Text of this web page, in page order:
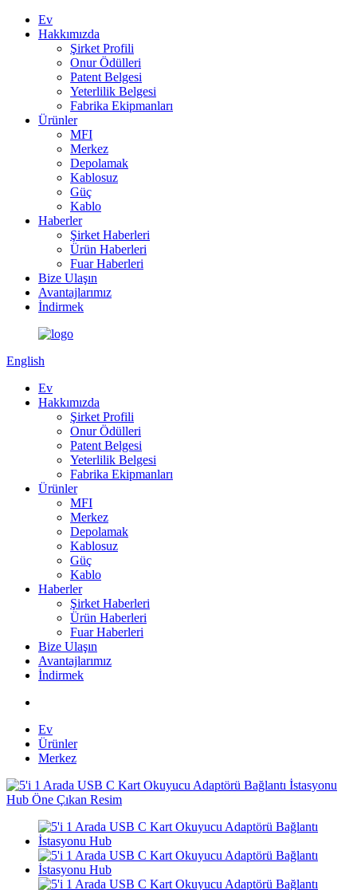
Ev
Hakkımızda
Şirket Profili
Onur Ödülleri
Patent Belgesi
Yeterlilik Belgesi
Fabrika Ekipmanları
Ürünler
MFI
Merkez
Depolamak
Kablosuz
Güç
Kablo
Haberler
Şirket Haberleri
Ürün Haberleri
Fuar Haberleri
Bize Ulaşın
Avantajlarımız
İndirmek
English
Ev
Hakkımızda
Şirket Profili
Onur Ödülleri
Patent Belgesi
Yeterlilik Belgesi
Fabrika Ekipmanları
Ürünler
MFI
Merkez
Depolamak
Kablosuz
Güç
Kablo
Haberler
Şirket Haberleri
Ürün Haberleri
Fuar Haberleri
Bize Ulaşın
Avantajlarımız
İndirmek
Ev
Ürünler
Merkez